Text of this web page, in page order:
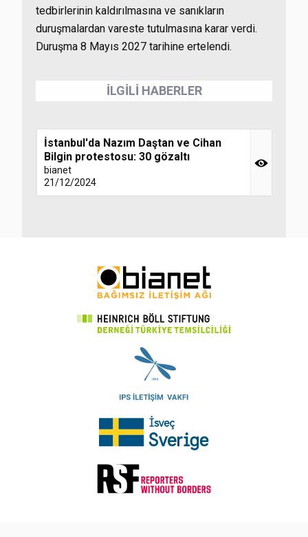
tedbirlerinin kaldırılmasına ve sanıkların
duruşmalardan vareste tutulmasına karar verdi.
Duruşma 8 Mayıs 2027 tarihine ertelendi.
İLGİLİ HABERLER
İstanbul'da Nazım Daştan ve Cihan
Bilgin protestosu: 30 gözaltı
bianet
21/12/2024